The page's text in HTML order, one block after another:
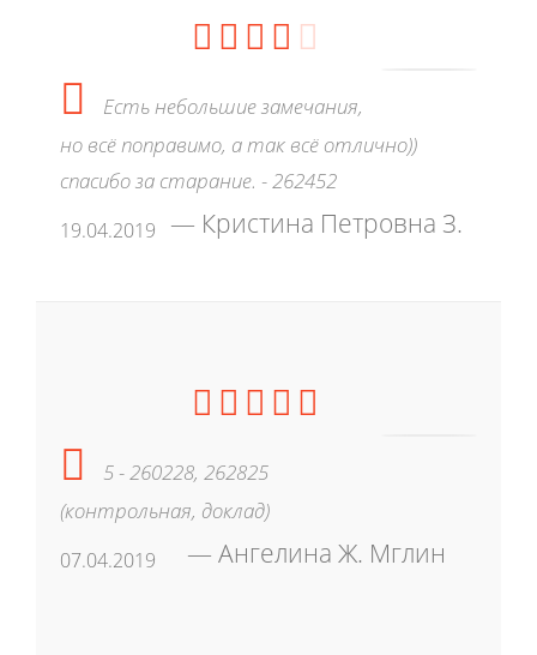
Есть небольшие замечания,
но всё поправимо, а так всё отлично))
спасибо за старание. - 262452
19.04.2019 Кристина Петровна З.
5 - 260228, 262825
(контрольная, доклад)
07.04.2019 Ангелина Ж. Мглин